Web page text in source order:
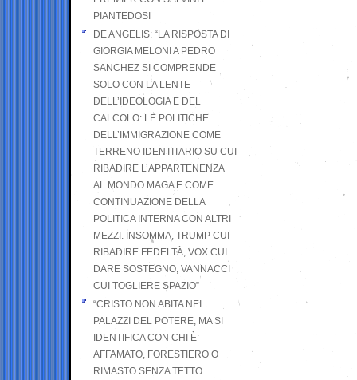
PIANTEDOSI
DE ANGELIS: “LA RISPOSTA DI
GIORGIA MELONI A PEDRO
SANCHEZ SI COMPRENDE
SOLO CON LA LENTE
DELL’IDEOLOGIA E DEL
CALCOLO: LE POLITICHE
DELL’IMMIGRAZIONE COME
TERRENO IDENTITARIO SU CUI
RIBADIRE L’APPARTENENZA
AL MONDO MAGA E COME
CONTINUAZIONE DELLA
POLITICA INTERNA CON ALTRI
MEZZI. INSOMMA, TRUMP CUI
RIBADIRE FEDELTÀ, VOX CUI
DARE SOSTEGNO, VANNACCI
CUI TOGLIERE SPAZIO”
“CRISTO NON ABITA NEI
PALAZZI DEL POTERE, MA SI
IDENTIFICA CON CHI È
AFFAMATO, FORESTIERO O
RIMASTO SENZA TETTO.